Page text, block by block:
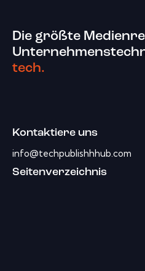
Die größte
tech.
Kontaktiere uns
info@techpublishhhub.com
Seitenverzeichnis